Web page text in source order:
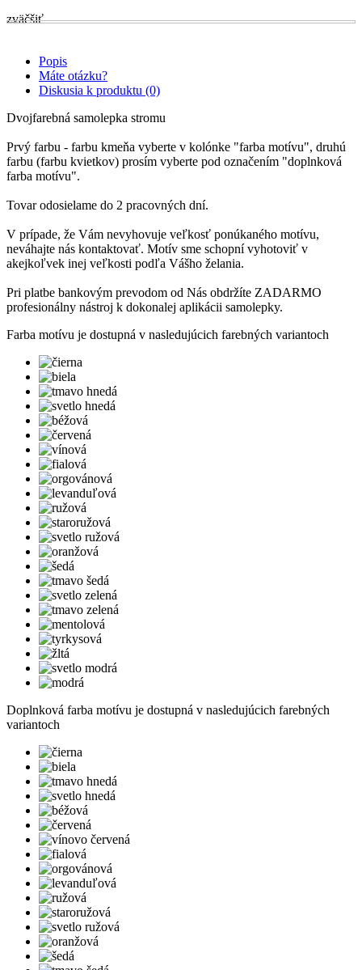
zväčšiť
Popis
Máte otázku?
Diskusia k produktu (0)
Dvojfarebná samolepka stromu
Prvý farbu - farbu kmeňa vyberte v kolónke "farba motívu", druhú
farbu (farbu kvietkov) prosím vyberte pod označením "doplnková
farba motívu".
Tovar odosielame do 2 pracovných dní.
V prípade, že Vám nevyhovuje veľkosť ponúkaného motívu,
neváhajte nás kontaktovať. Motív sme schopní vyhotoviť v
akejkoľvek inej veľkosti podľa Vášho želania.
Pri platbe bankovým prevodom od Nás obdržíte ZADARMO
profesionálny nástroj k dokonalej aplikácii samolepky.
Farba motívu je dostupná v nasledujúcich farebných variantoch
Doplnková farba motívu je dostupná v nasledujúcich farebných
variantoch